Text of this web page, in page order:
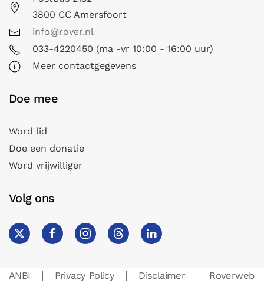
3800 CC Amersfoort
info@rover.nl
033-4220450 (ma -vr 10:00 - 16:00 uur)
Meer contactgegevens
Doe mee
Word lid
Doe een donatie
Word vrijwilliger
Volg ons
ANBI Privacy Policy Disclaimer Roverweb